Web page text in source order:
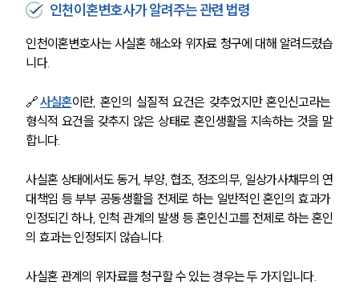
인천이혼변호사가 알려주는 관련 법령
인천이혼변호사는 사실혼 해소와 위자료 청구에 대해 알려드렸습
니다.
🔗사실혼이란, 혼인의 실질적 요건은 갖추었지만 혼인신고라는
형식적 요건을 갖추지 않은 상태로 혼인생활을 지속하는 것을 말
합니다.
사실혼 상태에서도 동거, 부양, 협조, 정조의무, 일상가사채무의 연
대책임 등 부부 공동생활을 전제로 하는 일반적인 혼인의 효과가
인정되긴 하나, 인척 관계의 발생 등 혼인신고를 전제로 하는 혼인
의 효과는 인정되지 않습니다.
사실혼 관계의 위자료를 청구할 수 있는 경우는 두 가지입니다.